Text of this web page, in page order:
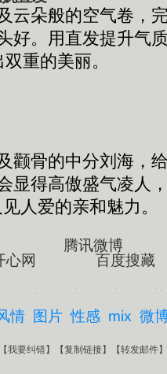
朵般的空气卷，
好。用直发提升气
重的美丽。
骨的中分刘海，
显得高傲盛气凌人
人爱的亲和魅力。
博 腾讯微
百度搜
情 图片 性感 mix 微
我要纠错】【复制链接】【转发邮件